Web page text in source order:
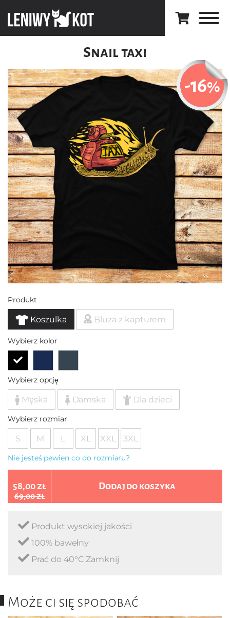
Snail taxi
-16%
Produkt
Koszulka Bluza z kapturem
Wybierz kolor
Wybierz opcję
Męska Damska Dla dzieci
Wybierz rozmiar
S M L XL XXL 3XL
Nie jesteś pewien co do rozmiaru?
58,00 zł
69,00 zł
Dodaj do koszyka
Produkt wysokiej jakości
100% bawełny
Prać do 40°C Zamknij
Może ci się spodobać